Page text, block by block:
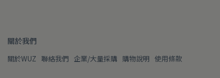
關於我們
關於WUZ 聯絡我們 企業/大量採購 購物說明 使用條款